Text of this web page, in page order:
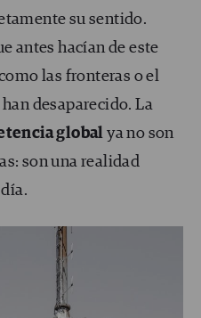
su sentido.
antes hacían de este
las fronteras o el
desaparecido. La
global ya no son
son una realidad